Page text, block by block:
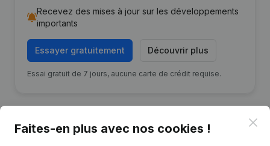
Recevez des mises à jour sur les développements
importants
Essayer gratuitement Découvrir plus
Essai gratuit de 7 jours, aucune carte de crédit requise.
Faites-en plus avec nos cookies !